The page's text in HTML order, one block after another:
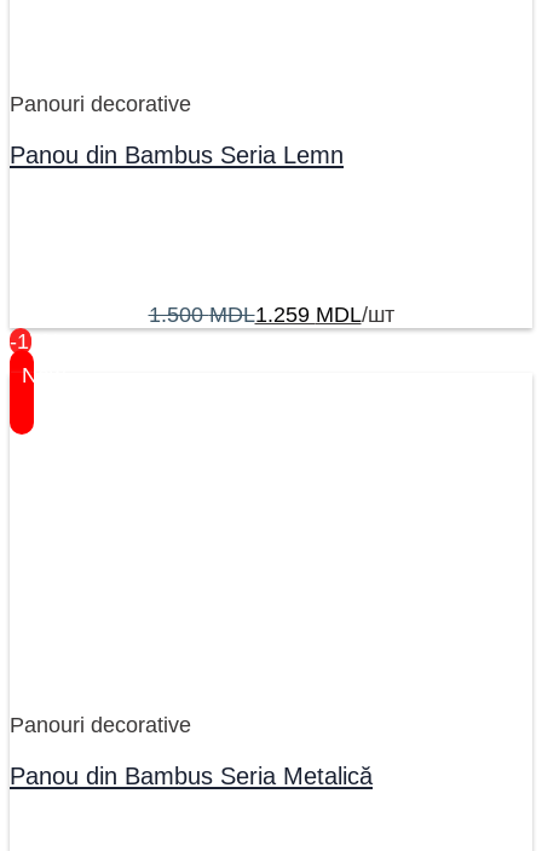
Panouri decorative
Panou din Bambus Seria Lemn
1.500MDL1.259 MDL/шт
-17%
New
Panouri decorative
Panou din Bambus Seria Metalică